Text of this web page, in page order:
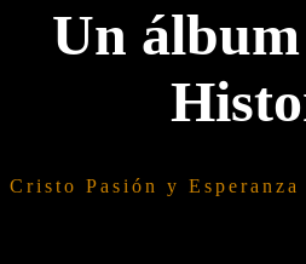
Un
Cristo Pasión y Esperanza